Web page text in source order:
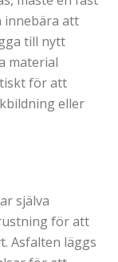
innebära att
till nytt
material
för att
eller
själva
för att
Asfalten läggs